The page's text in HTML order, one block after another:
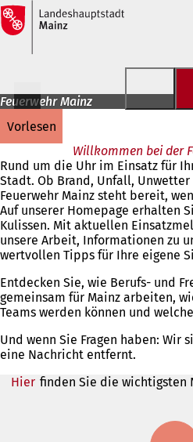
Inhalt anspringen
Feuerwehr Mainz
vorlesen
Willkommen bei der
Rund um die Uhr im Einsatz für
Stadt. Ob Brand, Unfall,
Feuerwehr Mainz steht bereit,
Auf unserer Homepage erhalten
Kulissen. Mit aktuellen
unsere Arbeit, Informationen zu
wertvollen Tipps für Ihre eigene
Entdecken Sie, wie Berufs- und
gemeinsam für Mainz arbeiten,
Teams werden können und
Und wenn Sie Fragen haben: Wir
eine Nachricht entfernt.
Hier finden Sie die wichtigsten